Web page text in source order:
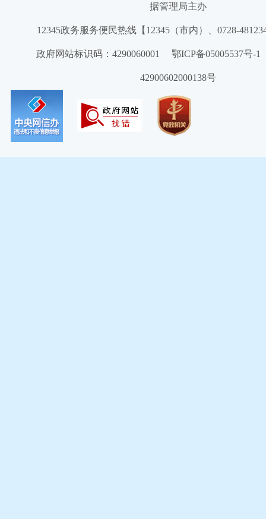
据管理局主办
12345政务服务便民热线【12345（市内）、0728-
政府网站标识码：4290060001 鄂ICP备05005537号
42900602000138号